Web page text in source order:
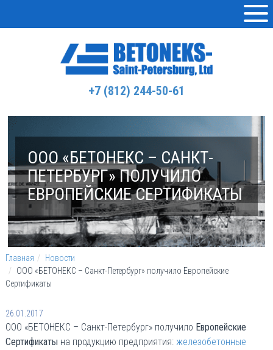
+7 (812) 244-50-61
ООО «БЕТОНЕКС – САНКТ-
ПЕТЕРБУРГ» ПОЛУЧИЛО
ЕВРОПЕЙСКИЕ СЕРТИФИКАТЫ
Главная
Новости
ООО «БЕТОНЕКС – Санкт-Петербург» получило Европейские
Сертификаты
26.01.2017
ООО «БЕТОНЕКС – Санкт-Петербург» получило Европейские
Сертификаты на продукцию предприятия: железобетонные